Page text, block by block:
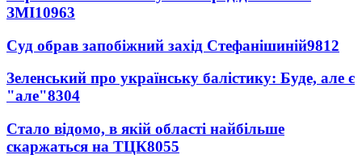
ЗМІ10963
Суд обрав запобіжний захід Стефанішиній9812
Зеленський про українську балістику: Буде, але є
"але"8304
Стало відомо, в якій області найбільше
скаржаться на ТЦК8055